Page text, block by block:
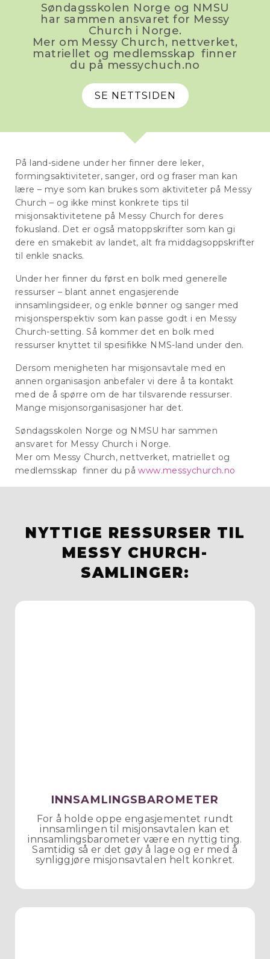
Søndagsskolen Norge og NMSU
har sammen ansvaret for Messy
Church i Norge.
Mer om Messy Church, nettverket,
matriellet og medlemsskap finner
du på messychuch.no
SE NETTSIDEN
På land-sidene under her finner dere leker,
formingsaktiviteter, sanger, ord og fraser man kan
lære – mye som kan brukes som aktiviteter på Messy
Church – og ikke minst konkrete tips til
misjonsaktivitetene på Messy Church for deres
fokusland. Det er også matoppskrifter som kan gi
dere en smakebit av landet, alt fra middagsoppskrifter
til enkle snacks.
Under her finner du først en bolk med generelle
ressurser – blant annet engasjerende
innsamlingsideer, og enkle bønner og sanger med
misjonsperspektiv som kan passe godt i en Messy
Church-setting. Så kommer det en bolk med
ressurser knyttet til spesifikke NMS-land under den.
Dersom menigheten har misjonsavtale med en
annen organisasjon anbefaler vi dere å ta kontakt
med de å spørre om de har tilsvarende ressurser.
Mange misjonsorganisasjoner har det.
Søndagsskolen Norge og NMSU har sammen
ansvaret for Messy Church i Norge.
Mer om Messy Church, nettverket, matriellet og
medlemsskap finner du påwww.messychurch.no
NYTTIGE RESSURSER TIL
MESSY CHURCH-
SAMLINGER:
INNSAMLINGSBAROMETER
For å holde oppe engasjementet rundt
innsamlingen til misjonsavtalen kan et
innsamlingsbarometer være en nyttig ting.
Samtidig så er det gøy å lage og er med å
synliggjøre misjonsavtalen helt konkret.